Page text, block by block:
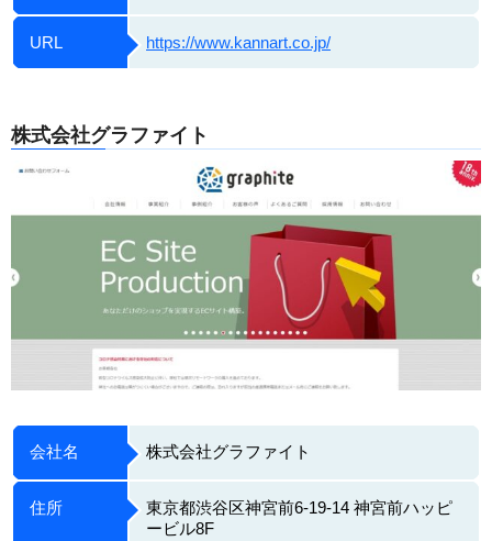
URL https://www.kannart.co.jp/
株式会社グラファイト
会社名 株式会社グラファイト
住所
東京都渋谷区神宮前6-19-14 神宮前ハッピ
ービル8F